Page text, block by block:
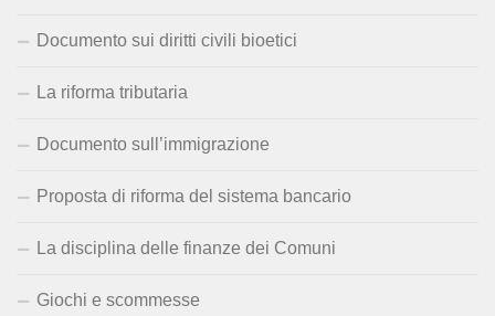
Documento sui diritti civili bioetici
La riforma tributaria
Documento sull’immigrazione
Proposta di riforma del sistema bancario
La disciplina delle finanze dei Comuni
Giochi e scommesse